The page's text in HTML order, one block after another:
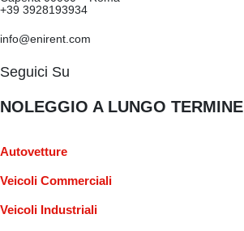
+39 3928193934
info@enirent.com
Seguici Su
NOLEGGIO A LUNGO TERMINE
Autovetture
Veicoli Commerciali
Veicoli Industriali